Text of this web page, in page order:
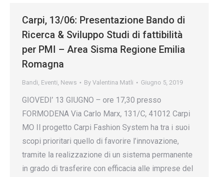
Carpi, 13/06: Presentazione Bando di
Ricerca & Sviluppo Studi di fattibilità
per PMI – Area Sisma Regione Emilia
Romagna
Bandi, Eventi, News By Valentina Matli Giugno 5, 2019
GIOVEDI’ 13 GIUGNO – ore 17,30 presso
FORMODENA Via Carlo Marx, 131/C, 41012 Carpi
MO Il progetto Carpi Fashion System ha tra i suoi
scopi prioritari quello di favorire l’innovazione,
tramite la realizzazione di un sistema permanente
in grado di trasferire con efficacia alle imprese del